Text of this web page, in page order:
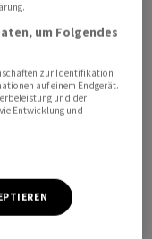
Krediten in
über
um Folgendes
zur Identifikation
auf einem Endgerät.
und der
Entwicklung und